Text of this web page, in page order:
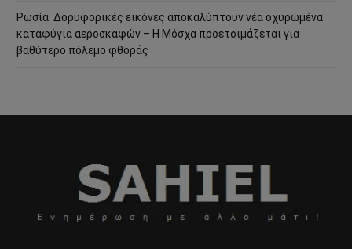
Ρωσία: Δορυφορικές εικόνες αποκαλύπτουν νέα οχυρωμένα
καταφύγια αεροσκαφών – Η Μόσχα προετοιμάζεται για
βαθύτερο πόλεμο φθοράς